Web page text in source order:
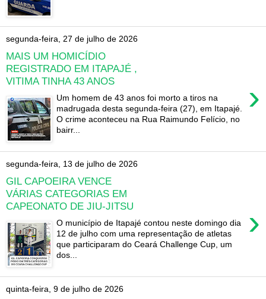
segunda-feira, 27 de julho de 2026
MAIS UM HOMICÍDIO
REGISTRADO EM ITAPAJÉ ,
VITIMA TINHA 43 ANOS
›
Um homem de 43 anos foi morto a tiros na
madrugada desta segunda-feira (27), em Itapajé.
O crime aconteceu na Rua Raimundo Felício, no
bairr...
segunda-feira, 13 de julho de 2026
GIL CAPOEIRA VENCE
VÁRIAS CATEGORIAS EM
CAPEONATO DE JIU-JITSU
›
O município de Itapajé contou neste domingo dia
12 de julho com uma representação de atletas
que participaram do Ceará Challenge Cup, um
dos...
quinta-feira, 9 de julho de 2026